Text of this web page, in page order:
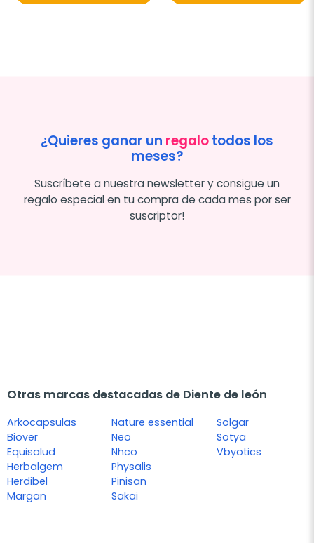
¿Quieres ganar un regalotodos los
meses?
Suscríbete a nuestra newsletter y consigue un
regalo especial en tu compra de cada mes por ser
suscriptor!
Otras marcas destacadas de Diente de león
Arkocapsulas
Biover
Equisalud
Herbalgem
Herdibel
Margan
Nature essential
Neo
Nhco
Physalis
Pinisan
Sakai
Solgar
Sotya
Vbyotics